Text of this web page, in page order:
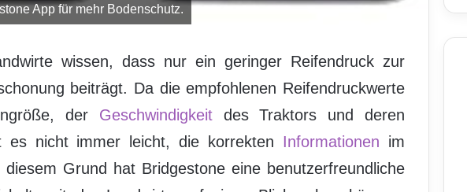
App für mehr Bodenschutz.
wissen, dass nur ein geringer Reifendruck zur
beiträgt. Da die empfohlenen Reifendruckwerte
der Geschwindigkeitdes Traktors und deren
es nicht immer leicht, die korrekten Informationen im
Grund hat Bridgestone eine benutzerfreundliche